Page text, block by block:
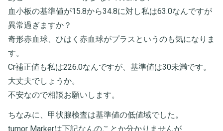
血小板の基準値が15.8から34.8に対し私は63.0なんですが
異常過ぎますか？
奇形赤血球、ひはく赤血球がプラスというのも気になりま
す。
Cr補正値も私は226.0なんですが、基準値は30未満です。
大丈夫でしょうか。
不安なので相談お願いします。
ちなみに、甲状腺検査は基準値の低値域でした。
tumor Markerは下記なんのことか分かりませんが